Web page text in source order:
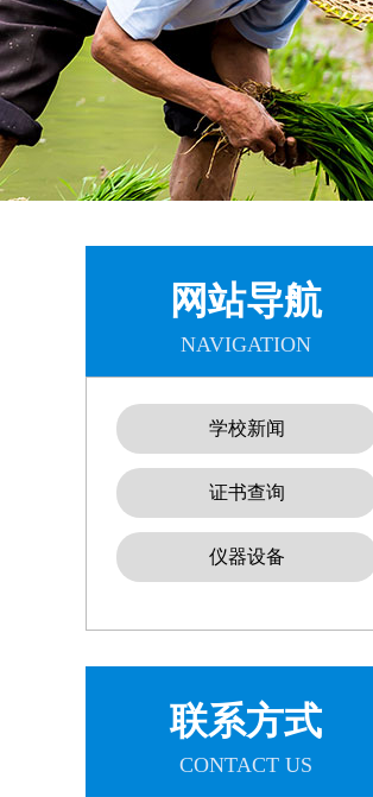
网站导航
NAVIGATION
学校新闻
证书查询
仪器设备
联系方式
CONTACT US